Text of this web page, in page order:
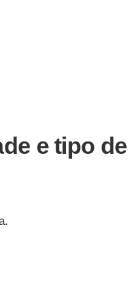
e tipo de